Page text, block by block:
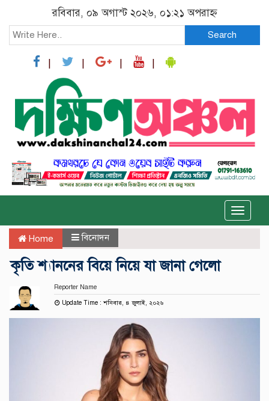
রবিবার, ০৯ অগাস্ট ২০২৬, ০১:২১ অপরাহ্ন
Search
Toggle
Home বিনোদন
কৃতি শ্যাননের বিয়ে নিয়ে যা জানা গেলো
Reporter Name
Update Time : শনিবার, ৪ জুলাই, ২০২৬